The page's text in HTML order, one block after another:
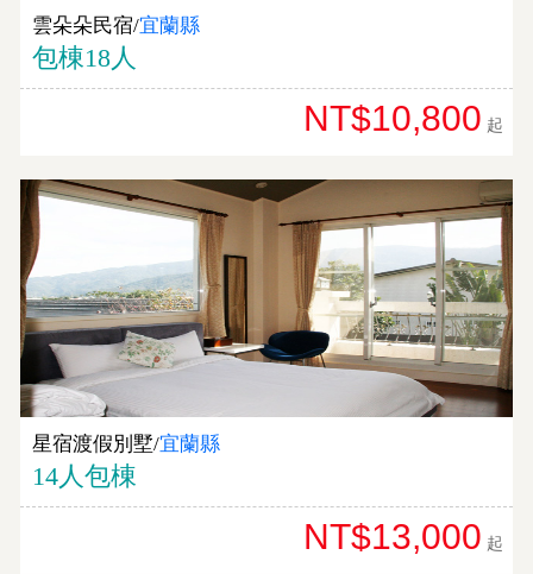
雲朵朵民宿/宜蘭縣
包棟18人
NT$10,800 起
星宿渡假別墅/宜蘭縣
14人包棟
NT$13,000 起